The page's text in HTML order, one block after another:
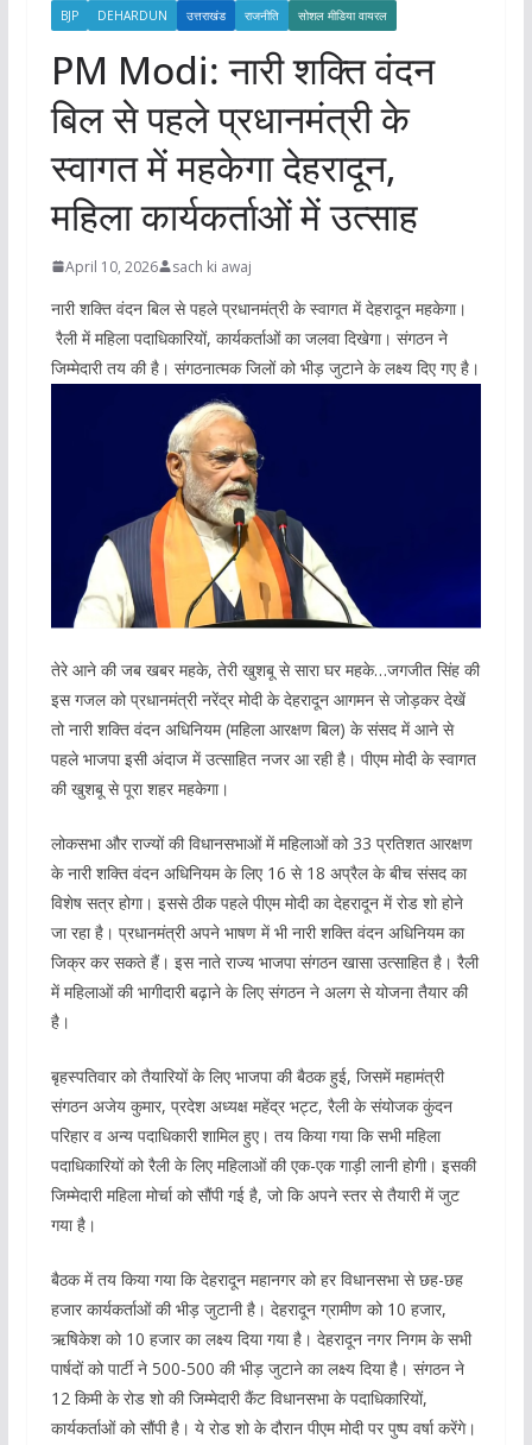
BJP DEHARDUN उत्तराखंड राजनीति सोशल मीडिया वायरल
PM Modi: नारी शक्ति वंदन
बिल से पहले प्रधानमंत्री के
स्वागत में महकेगा देहरादून,
महिला कार्यकर्ताओं में उत्साह
April 10, 2026 sach ki awaj
नारी शक्ति वंदन बिल से पहले प्रधानमंत्री के स्वागत में देहरादून महकेगा।
रैली में महिला पदाधिकारियों, कार्यकर्ताओं का जलवा दिखेगा। संगठन ने
जिम्मेदारी तय की है। संगठनात्मक जिलों को भीड़ जुटाने के लक्ष्य दिए गए है।
तेरे आने की जब खबर महके, तेरी खुशबू से सारा घर महके…जगजीत सिंह की
इस गजल को प्रधानमंत्री नरेंद्र मोदी के देहरादून आगमन से जोड़कर देखें
तो नारी शक्ति वंदन अधिनियम (महिला आरक्षण बिल) के संसद में आने से
पहले भाजपा इसी अंदाज में उत्साहित नजर आ रही है। पीएम मोदी के स्वागत
की खुशबू से पूरा शहर महकेगा।
लोकसभा और राज्यों की विधानसभाओं में महिलाओं को 33 प्रतिशत आरक्षण
के नारी शक्ति वंदन अधिनियम के लिए 16 से 18 अप्रैल के बीच संसद का
विशेष सत्र होगा। इससे ठीक पहले पीएम मोदी का देहरादून में रोड शो होने
जा रहा है। प्रधानमंत्री अपने भाषण में भी नारी शक्ति वंदन अधिनियम का
जिक्र कर सकते हैं। इस नाते राज्य भाजपा संगठन खासा उत्साहित है। रैली
में महिलाओं की भागीदारी बढ़ाने के लिए संगठन ने अलग से योजना तैयार की
है।
बृहस्पतिवार को तैयारियों के लिए भाजपा की बैठक हुई, जिसमें महामंत्री
संगठन अजेय कुमार, प्रदेश अध्यक्ष महेंद्र भट्ट, रैली के संयोजक कुंदन
परिहार व अन्य पदाधिकारी शामिल हुए। तय किया गया कि सभी महिला
पदाधिकारियों को रैली के लिए महिलाओं की एक-एक गाड़ी लानी होगी। इसकी
जिम्मेदारी महिला मोर्चा को सौंपी गई है, जो कि अपने स्तर से तैयारी में जुट
गया है।
बैठक में तय किया गया कि देहरादून महानगर को हर विधानसभा से छह-छह
हजार कार्यकर्ताओं की भीड़ जुटानी है। देहरादून ग्रामीण को 10 हजार,
ऋषिकेश को 10 हजार का लक्ष्य दिया गया है। देहरादून नगर निगम के सभी
पार्षदों को पार्टी ने 500-500 की भीड़ जुटाने का लक्ष्य दिया है। संगठन ने
12 किमी के रोड शो की जिम्मेदारी कैंट विधानसभा के पदाधिकारियों,
कार्यकर्ताओं को सौंपी है। ये रोड शो के दौरान पीएम मोदी पर पुष्प वर्षा करेंगे।